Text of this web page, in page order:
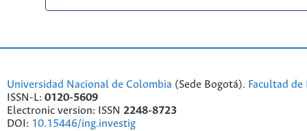
Universidad Nacional de Colombia (Sede Bogotá). Facultad
ISSN-L: 0120-5609
Electronic version: ISSN 2248-8723
DOI: 10.15446/ing.investig